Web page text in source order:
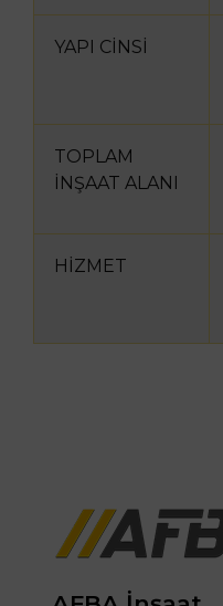
YAPI CİNSİ
TOPLAM
İNŞAAT ALANI
HİZMET